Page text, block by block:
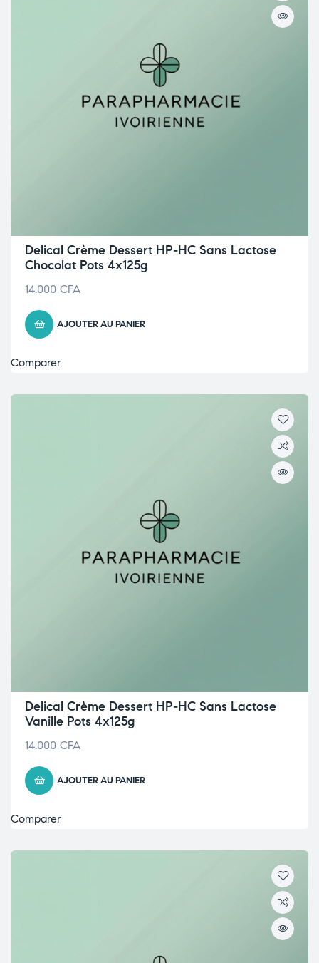
Delical Crème Dessert HP-HC Sans Lactose
Chocolat Pots 4x125g
14.000 CFA
AJOUTER AU PANIER
Comparer
Delical Crème Dessert HP-HC Sans Lactose
Vanille Pots 4x125g
14.000 CFA
AJOUTER AU PANIER
Comparer